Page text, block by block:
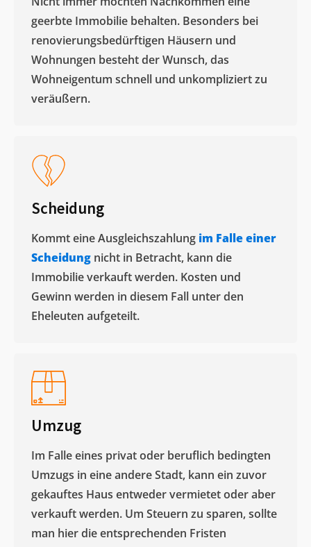
geerbte Immobilie behalten. Besonders bei
renovierungsbedürftigen Häusern und
Wohnungen besteht der Wunsch, das
Wohneigentum schnell und unkompliziert zu
veräußern. ​
Scheidung
Kommt eine Ausgleichszahlung im Falle einer
Scheidung nicht in Betracht, kann die
Immobilie verkauft werden. Kosten und
Gewinn werden in diesem Fall unter den
Eheleuten aufgeteilt.​
Umzug
Im Falle eines privat oder beruflich bedingten
Umzugs in eine andere Stadt, kann ein zuvor
gekauftes Haus entweder vermietet oder aber
verkauft werden. Um Steuern zu sparen, sollte
man hier die entsprechenden Fristen